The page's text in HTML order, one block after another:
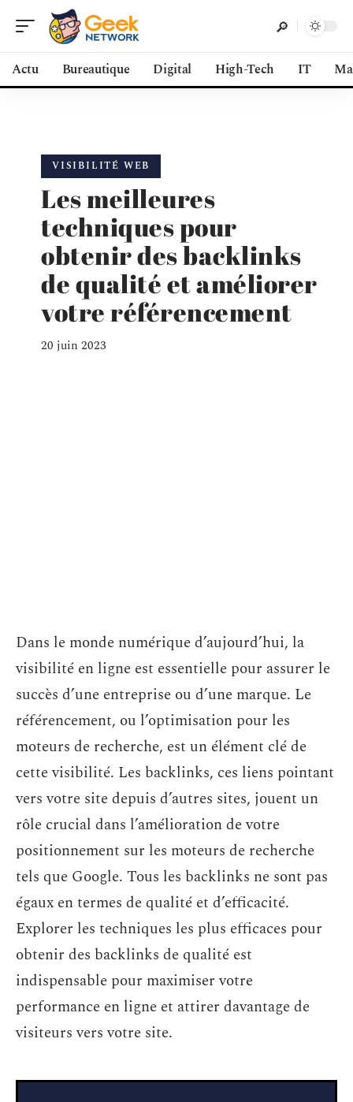
Actu Bureautique Digital High-Tech IT
VISIBILITÉ WEB
Les meilleures
techniques pour
obtenir des backlinks
de qualité et améliorer
votre référencement
20 juin 2023
Dans le monde numérique d’aujourd’hui, la
visibilité en ligne est essentielle pour assurer le
succès d’une entreprise ou d’une marque. Le
référencement, ou l’optimisation pour les
moteurs de recherche, est un élément clé de
cette visibilité. Les backlinks, ces liens pointant
vers votre site depuis d’autres sites, jouent un
rôle crucial dans l’amélioration de votre
positionnement sur les moteurs de recherche
tels que Google. Tous les backlinks ne sont pas
égaux en termes de qualité et d’efficacité.
Explorer les techniques les plus efficaces pour
obtenir des backlinks de qualité est
indispensable pour maximiser votre
performance en ligne et attirer davantage de
visiteurs vers votre site.